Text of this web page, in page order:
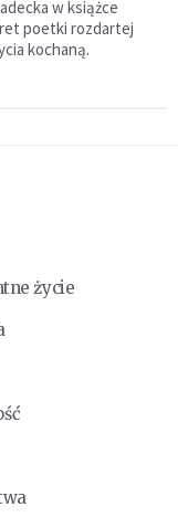
w książce
poetki rozdartej
kochaną.
życie